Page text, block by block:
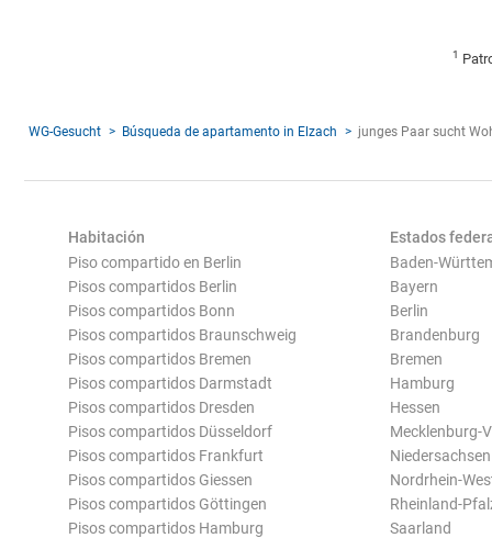
1
WG-Gesucht Búsqueda de apartamento in Elzach junges Paar sucht
Habitación
Piso compartido en Berlin
Pisos compartidos Berlin
Pisos compartidos Bonn
Pisos compartidos Braunschweig
Pisos compartidos Bremen
Pisos compartidos Darmstadt
Pisos compartidos Dresden
Pisos compartidos Düsseldorf
Pisos compartidos Frankfurt
Pisos compartidos Giessen
Pisos compartidos Göttingen
Pisos compartidos Hamburg
Estados
Baden-
Bayern
Berlin
Brandenburg
Bremen
Hamburg
Hessen
Mecklenburg-
Niedersachsen
Nordrhein-
Rheinland-
Saarland